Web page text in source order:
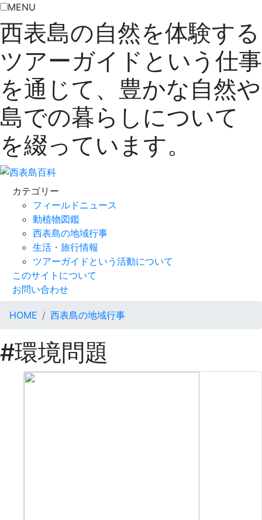
MENU
西表島の自然を体験する
ツアーガイドという仕事
を通じて、豊かな自然や
島での暮らしについて
を綴っています。
カテゴリー
フィールドニュース
動植物図鑑
西表島の地域行事
生活・旅行情報
ツアーガイドという活動について
このサイトについて
お問い合わせ
HOME 西表島の地域行事
#環境問題